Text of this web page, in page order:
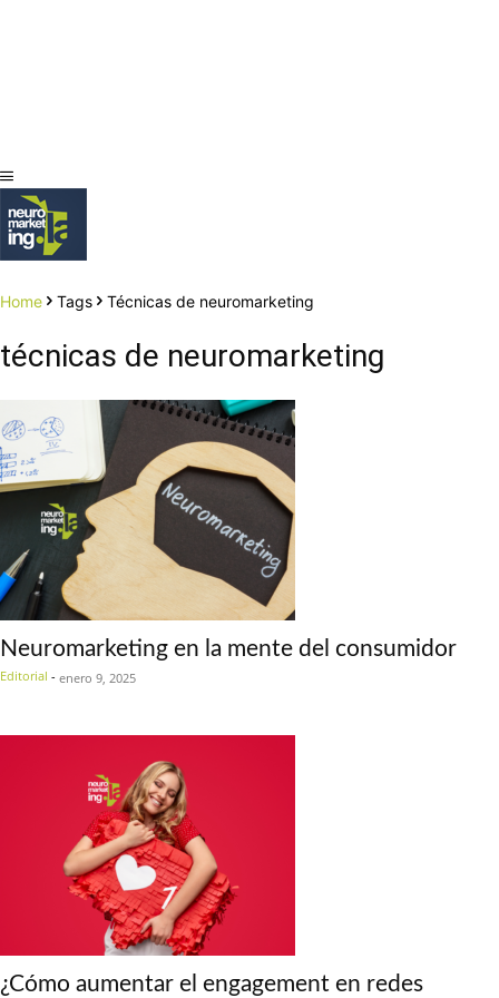
Home Tags Técnicas de neuromarketing
técnicas de neuromarketing
Neuromarketing en la mente del consumidor
Editorial - enero 9, 2025
¿Cómo aumentar el engagement en redes